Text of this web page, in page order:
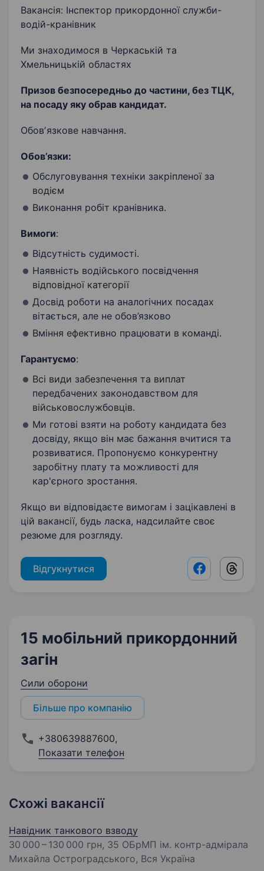
Вакансія: Інспектор прикордонної служби-
водій-кранівник
Ми знаходимося в Черкаській та
Хмельницькій областях
Призов безпосередньо до частини, без ТЦК,
на посаду яку обрав кандидат.
Обовʼязкове навчання.
Обов’язки:
Обслуговування техніки закріпленої за
водієм
Виконання робіт кранівника.
Вимоги:
Відсутність судимості.
Наявність водійського посвідчення
відповідної категорії
Досвід роботи на аналогічних посадах
вітається, але не обов’язково
Вміння ефективно працювати в команді.
Гарантуємо:
Всі види забезпечення та виплат
передбачених законодавством для
військовослужбовців.
Ми готові взяти на роботу кандидата без
досвіду, якщо він має бажання вчитися та
розвиватися. Пропонуємо конкурентну
заробітну плату та можливості для
кар'єрного зростання.
Якщо ви відповідаєте вимогам і зацікавлені в
цій вакансії, будь ласка, надсилайте своє
резюме для розгляду.
Відгукнутися Facebook
15 мобільний прикордонний
загін
Сили оборони
Більше про компанію
+380639887600,
Показати телефон
Схожі вакансії
Навідник танкового взводу
30 000 – 130 000 грн, 35 ОБрМП ім. контр-адмірала
Михайла Остроградського, Вся Україна